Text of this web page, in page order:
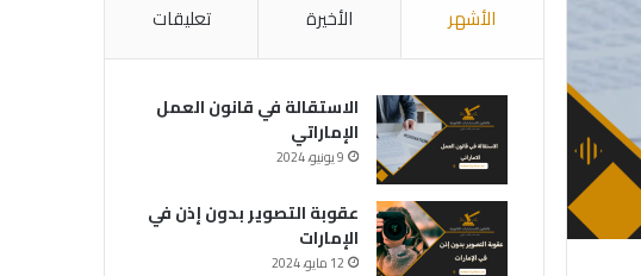
الأشهر الأخيرة تعليقات
الاستقالة في قانون العمل
الإماراتي
9 يونيو، 2024
عقوبة التصوير بدون إذن في
الإمارات
12 مايو، 2024